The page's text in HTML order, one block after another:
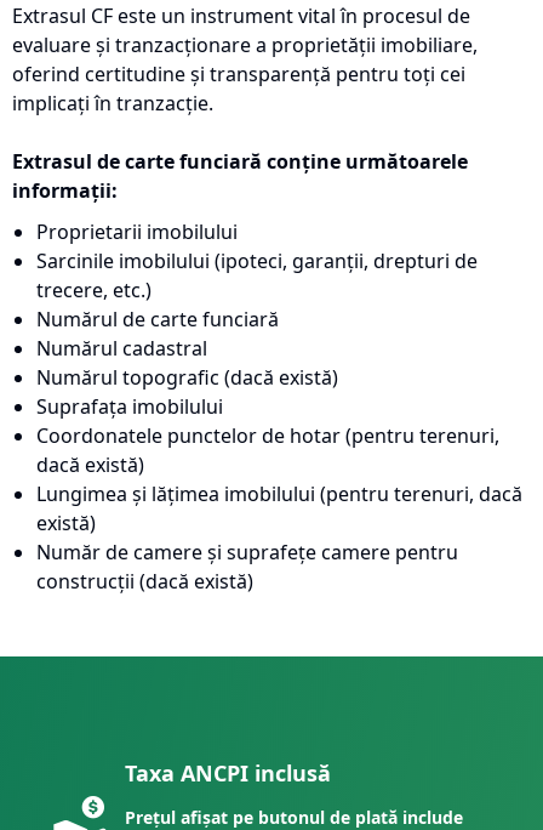
Extrasul CF este un instrument vital în procesul de
evaluare și tranzacționare a proprietății imobiliare,
oferind certitudine și transparență pentru toți cei
implicați în tranzacție.
Extrasul de carte funciară conține următoarele
informații:
Proprietarii imobilului
Sarcinile imobilului (ipoteci, garanții, drepturi de
trecere, etc.)
Numărul de carte funciară
Numărul cadastral
Numărul topografic (dacă există)
Suprafața imobilului
Coordonatele punctelor de hotar (pentru terenuri,
dacă există)
Lungimea și lățimea imobilului (pentru terenuri, dacă
există)
Număr de camere și suprafețe camere pentru
construcții (dacă există)
Taxa ANCPI inclusă
Prețul afișat pe butonul de plată include